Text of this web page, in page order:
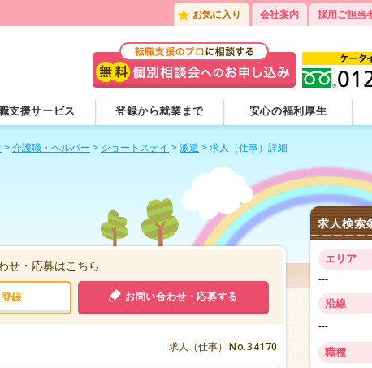
お気に入り 会社案内 採用ご担当
支援サービス 登録から就業まで 安心の福利厚生
> 介護職・ヘルパー > ショートステイ > 派遣 > 求人（仕事）詳細
せ・応募はこちら
録 お問い合わせ・応募する
求人（仕事） No.34170
求人検索
エリア
---
沿線
---
職種